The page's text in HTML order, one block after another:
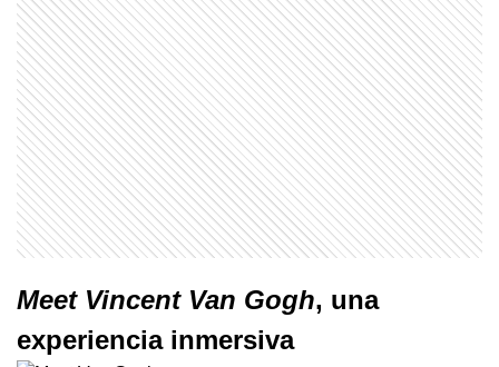
Meet Vincent Van Gogh, una
experiencia inmersiva